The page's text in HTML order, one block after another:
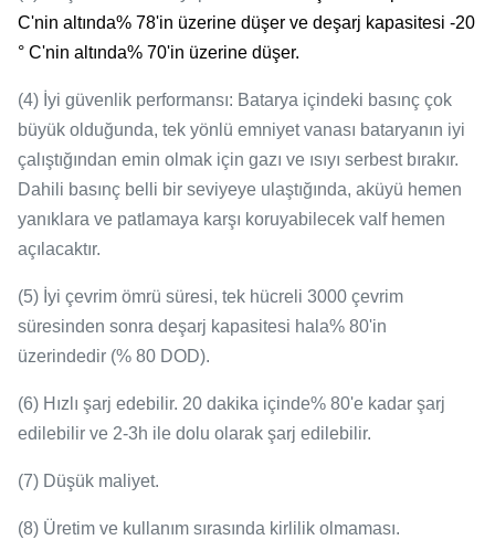
Ağırlık 2.0kg
boyutlar 126 x 65 x 190mm
Kabuk PP
C'nin altında% 78'in üzerine düşer ve deşarj kapasitesi -20
° C'nin altında% 70'in üzerine düşer.
(4) İyi güvenlik performansı: Batarya içindeki basınç çok
büyük olduğunda, tek yönlü emniyet vanası bataryanın iyi
çalıştığından emin olmak için gazı ve ısıyı serbest bırakır.
Dahili basınç belli bir seviyeye ulaştığında, aküyü hemen
yanıklara ve patlamaya karşı koruyabilecek valf hemen
açılacaktır.
(5) İyi çevrim ömrü süresi, tek hücreli 3000 çevrim
süresinden sonra deşarj kapasitesi hala% 80'in
üzerindedir (% 80 DOD).
(6) Hızlı şarj edebilir. 20 dakika içinde% 80'e kadar şarj
edilebilir ve 2-3h ile dolu olarak şarj edilebilir.
(7) Düşük maliyet.
(8) Üretim ve kullanım sırasında kirlilik olmaması.